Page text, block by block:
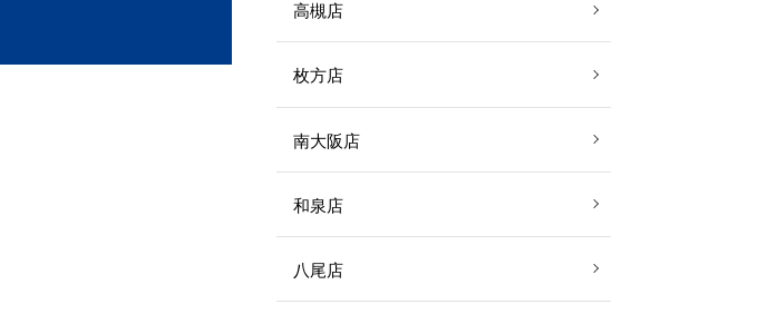
高槻店
枚方店
南大阪店
和泉店
八尾店